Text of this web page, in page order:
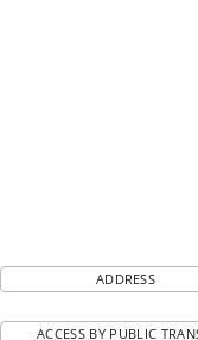
ADDRESS
ACCESS BY PUBLIC